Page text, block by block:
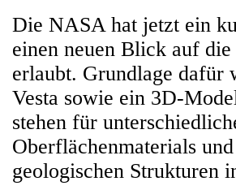
Die NASA hat jetzt ein
einen neuen Blick auf
erlaubt. Grundlage dafür
Vesta sowie ein 3D-
stehen für
Oberflächenmaterials
geologischen Strukturen